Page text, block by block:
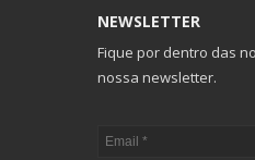
NEWSLETTER
Fique por dentro das
nossa newsletter.